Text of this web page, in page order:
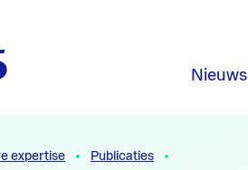
Nieuws
expertise
Publicaties